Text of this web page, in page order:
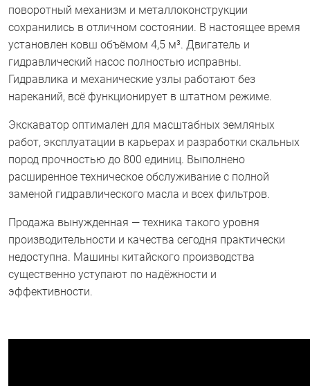
поворотный механизм и металлоконструкции
сохранились в отличном состоянии. В настоящее время
установлен ковш объёмом 4,5 м³. Двигатель и
гидравлический насос полностью исправны.
Гидравлика и механические узлы работают без
нареканий, всё функционирует в штатном режиме.
Экскаватор оптимален для масштабных земляных
работ, эксплуатации в карьерах и разработки скальных
пород прочностью до 800 единиц. Выполнено
расширенное техническое обслуживание с полной
заменой гидравлического масла и всех фильтров.
Продажа вынужденная — техника такого уровня
производительности и качества сегодня практически
недоступна. Машины китайского производства
существенно уступают по надёжности и
эффективности.